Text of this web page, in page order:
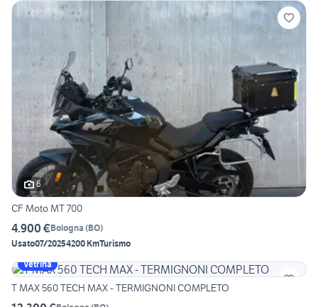
6
CF Moto MT 700
4.900 €Bologna (BO)
Usato07/20254200 KmTurismo
Vetrina
T MAX 560 TECH MAX - TERMIGNONI COMPLETO